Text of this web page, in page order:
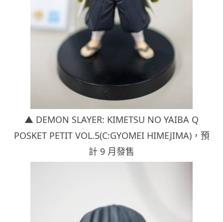
▲ DEMON SLAYER: KIMETSU NO YAIBA Q
POSKET PETIT VOL.5(C:GYOMEI HIMEJIMA)， 預
計 9 月發售